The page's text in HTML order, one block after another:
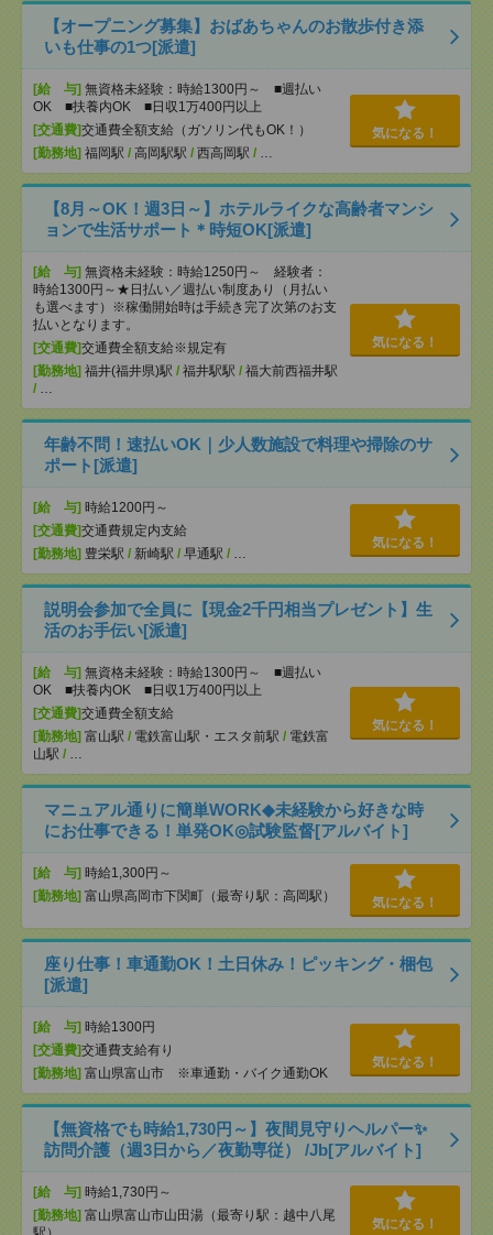
【オープニング募集】おばあちゃんのお散歩付き添
いも仕事の1つ[派遣]
[給 与] 無資格未経験：時給1300円～ ■週払い
OK ■扶養内OK ■日収1万400円以上
[交通費]交通費全額支給（ガソリン代もOK！）
[勤務地] 福岡駅 / 高岡駅駅 / 西高岡駅 / …
気になる！
【8月～OK！週3日～】ホテルライクな高齢者マンシ
ョンで生活サポート＊時短OK[派遣]
[給 与] 無資格未経験：時給1250円～ 経験者：
時給1300円～★日払い／週払い制度あり（月払い
も選べます）※稼働開始時は手続き完了次第のお支
払いとなります。
[交通費]交通費全額支給※規定有
[勤務地] 福井(福井県)駅 / 福井駅駅 / 福大前西福井駅
/ …
気になる！
年齢不問！速払いOK｜少人数施設で料理や掃除のサ
ポート[派遣]
[給 与] 時給1200円～
[交通費]交通費規定内支給
[勤務地] 豊栄駅 / 新崎駅 / 早通駅 / …
気になる！
説明会参加で全員に【現金2千円相当プレゼント】生
活のお手伝い[派遣]
[給 与] 無資格未経験：時給1300円～ ■週払い
OK ■扶養内OK ■日収1万400円以上
[交通費]交通費全額支給
[勤務地] 富山駅 / 電鉄富山駅・エスタ前駅 / 電鉄富
山駅 / …
気になる！
マニュアル通りに簡単WORK◆未経験から好きな時
にお仕事できる！単発OK◎試験監督[アルバイト]
[給 与] 時給1,300円～
[勤務地] 富山県高岡市下関町（最寄り駅：高岡駅） 気になる！
座り仕事！車通勤OK！土日休み！ピッキング・梱包
[派遣]
[給 与] 時給1300円
[交通費]交通費支給有り
[勤務地] 富山県富山市 ※車通勤・バイク通勤OK
気になる！
【無資格でも時給1,730円～】夜間見守りヘルパー✨
訪問介護（週3日から／夜勤専従） /Jb[アルバイト]
[給 与] 時給1,730円～
[勤務地] 富山県富山市山田湯（最寄り駅：越中八尾
気になる！